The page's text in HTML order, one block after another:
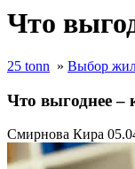
Что
25 tonn » Выбор
Что выгоднее –
Смирнова Кира